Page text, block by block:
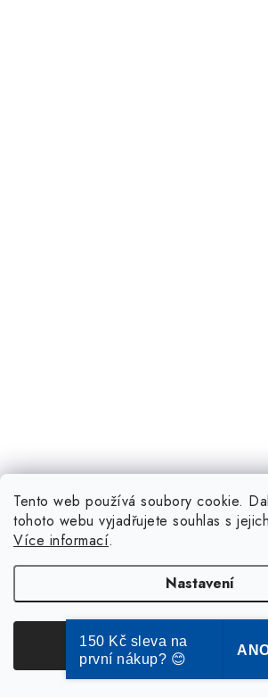
Tento web používá soubory cookie.
tohoto webu vyjadřujete souhlas s
Více informací.
Nastavení
Souhlasím
150 Kč sleva na
první nákup? 😊